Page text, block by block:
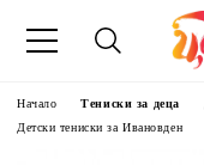
Начало Тениски за деца
Детски тениски за Ивановден